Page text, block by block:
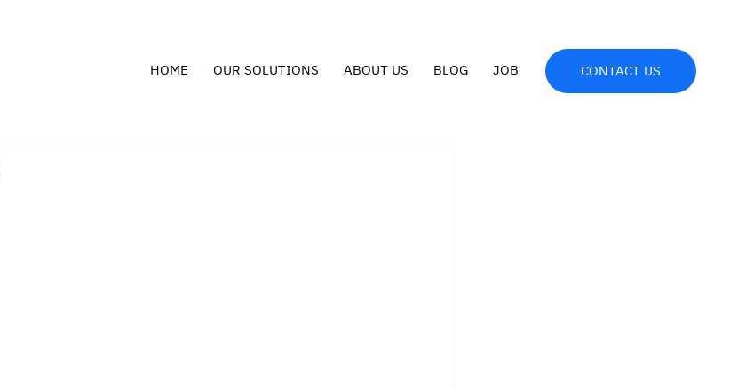
HOME OUR SOLUTIONS ABOUT US BLOG JOB CONTACT US